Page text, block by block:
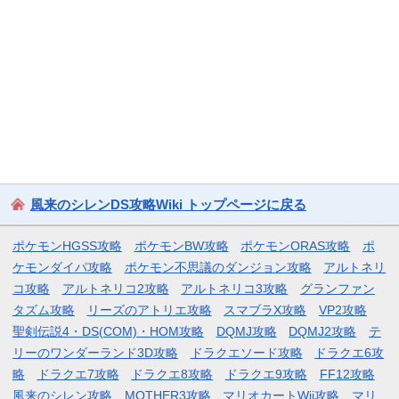
風来のシレンDS攻略Wiki トップページに戻る
ポケモンHGSS攻略 ポケモンBW攻略 ポケモンORAS攻略
ポ
ケモンダイパ攻略
ポケモン不思議のダンジョン攻略
アルトネリ
コ攻略
アルトネリコ2攻略 アルトネリコ3攻略
グランファン
タズム攻略
リーズのアトリエ攻略 スマブラX攻略
VP2攻略
聖剣伝説4・DS(COM)・HOM攻略
DQMJ攻略 DQMJ2攻略
テ
リーのワンダーランド3D攻略
ドラクエソード攻略
ドラクエ6攻
略
ドラクエ7攻略 ドラクエ8攻略 ドラクエ9攻略
FF12攻略
風来のシレン攻略
MOTHER3攻略 マリオカートWii攻略 マリ